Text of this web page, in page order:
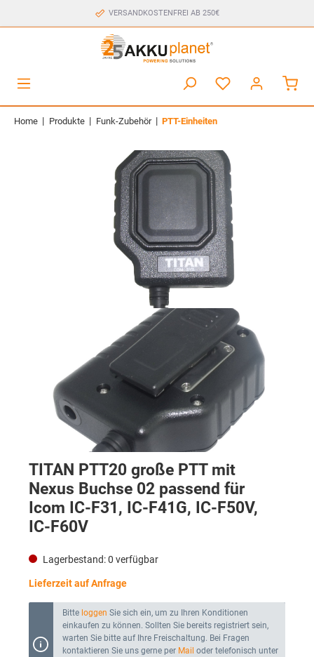
VERSANDKOSTENFREI AB 250€
Home | Produkte | Funk-Zubehör | PTT-Einheiten
TITAN PTT20 große PTT mit
Nexus Buchse 02 passend für
Icom IC-F31, IC-F41G, IC-F50V,
IC-F60V
Lagerbestand:0 verfügbar
Lieferzeit auf Anfrage
Bitte loggen Sie sich ein, um zu Ihren Konditionen
einkaufen zu können. Sollten Sie bereits registriert sein,
warten Sie bitte auf Ihre Freischaltung. Bei Fragen
kontaktieren Sie uns gerne per Mail oder telefonisch unter